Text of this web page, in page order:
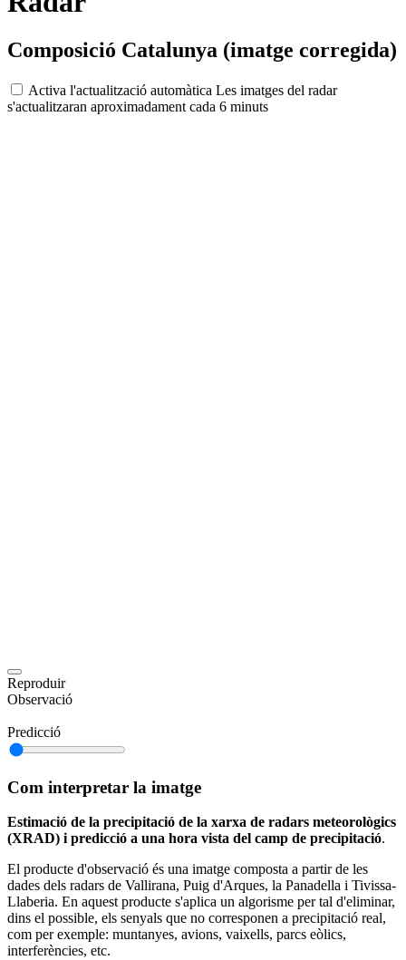
Composició Catalunya (imatge corregida)
Activa l'actualització automàtica Les imatges del radar
s'actualitzaran aproximadament cada 6 minuts
Reproduir
Observació
Predicció
Com interpretar la imatge
Estimació de la precipitació de la xarxa de radars meteorològics
(XRAD) i predicció a una hora vista del camp de precipitació.
El producte d'observació és una imatge composta a partir de les
dades dels radars de Vallirana, Puig d'Arques, la Panadella i Tivissa-
Llaberia. En aquest producte s'aplica un algorisme per tal d'eliminar,
dins el possible, els senyals que no corresponen a precipitació real,
com per exemple: muntanyes, avions, vaixells, parcs eòlics,
interferències, etc.